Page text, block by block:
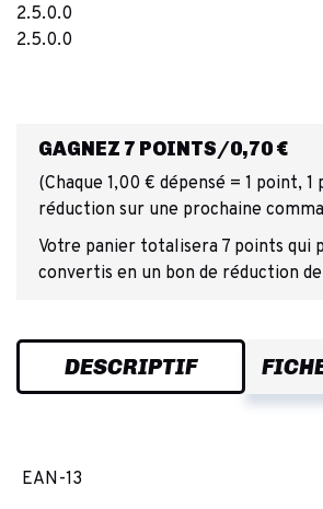
2.5.0.0
2.5.0.0
GAGNEZ 7 POINTS/0,70 €
(Chaque 1,00 € dépensé = 1 point,
réduction sur une prochaine
Votre panier totalisera 7 points qui
convertis en un bon de réduction
DESCRIPTIF
EAN-13